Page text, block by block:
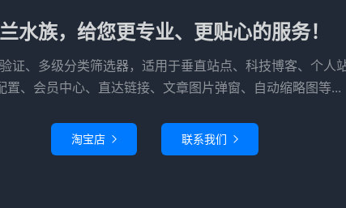
水族，给您更专业、更贴心的服务！
证、多级分类筛选器，适用于垂直站点、科技博客、个人
置、会员中心、直达链接、文章图片弹窗、自动缩略图等...
淘宝店  联系我们 